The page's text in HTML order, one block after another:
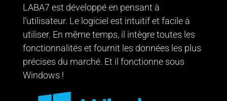
LABA7 est développé en pensant à
l’utilisateur. Le logiciel est intuitif et facile à
utiliser. En même temps, il intègre toutes les
fonctionnalités et fournit les données les plus
précises du marché. Et il fonctionne sous
Windows !